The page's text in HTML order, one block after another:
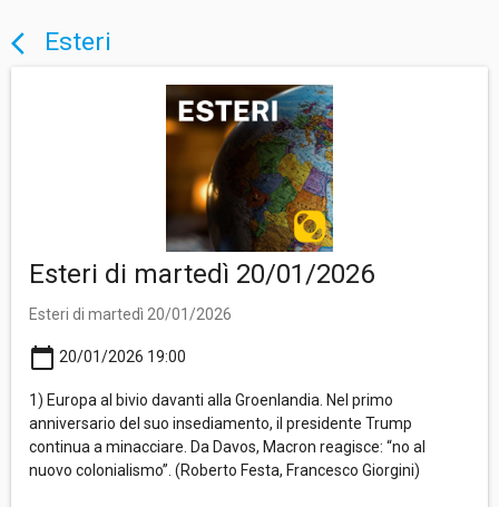
arrow_back_ios Esteri
Esteri di martedì 20/01/2026
Esteri di martedì 20/01/2026
calendar_today 20/01/2026 19:00
1) Europa al bivio davanti alla Groenlandia. Nel primo
anniversario del suo insediamento, il presidente Trump
continua a minacciare. Da Davos, Macron reagisce: “no al
nuovo colonialismo”. (Roberto Festa, Francesco Giorgini)